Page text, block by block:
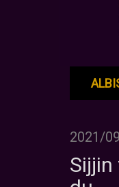
2021/
Sijjin